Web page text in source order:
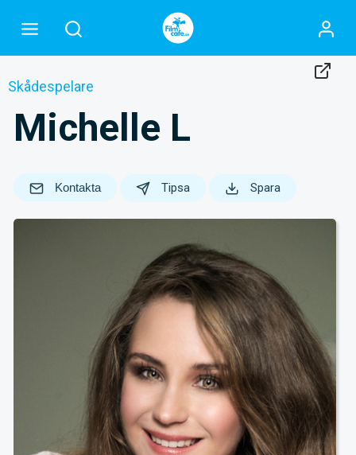
Skådespelare
Michelle L
Kontakta Tipsa Spara